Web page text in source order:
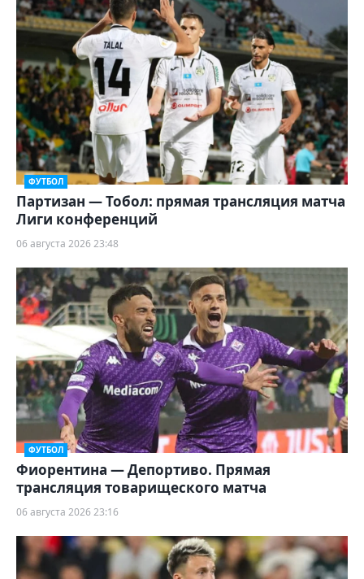
ФУТБОЛ
Партизан — Тобол: прямая трансляция матча
Лиги конференций
06 августа 2026 23:48
ФУТБОЛ
Фиорентина — Депортиво. Прямая
трансляция товарищеского матча
06 августа 2026 23:16